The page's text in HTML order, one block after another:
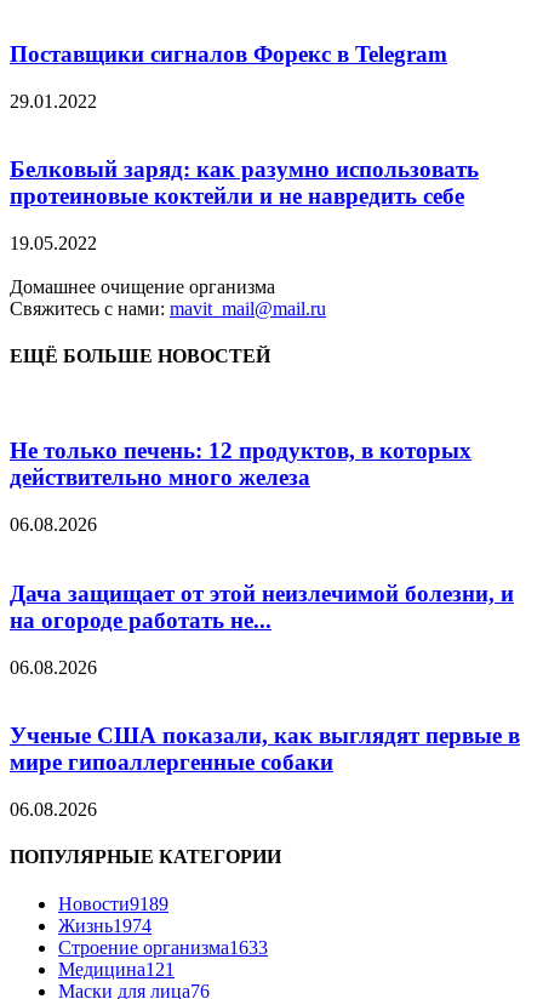
Поставщики сигналов Форекс в Telegram
29.01.2022
Белковый заряд: как разумно использовать
протеиновые коктейли и не навредить себе
19.05.2022
Домашнее очищение организма
Свяжитесь с нами: mavit_mail@mail.ru
ЕЩЁ БОЛЬШЕ НОВОСТЕЙ
Не только печень: 12 продуктов, в которых
действительно много железа
06.08.2026
Дача защищает от этой неизлечимой болезни, и
на огороде работать не...
06.08.2026
Ученые США показали, как выглядят первые в
мире гипоаллергенные собаки
06.08.2026
ПОПУЛЯРНЫЕ КАТЕГОРИИ
Новости9189
Жизнь1974
Строение организма1633
Медицина121
Маски для лица76